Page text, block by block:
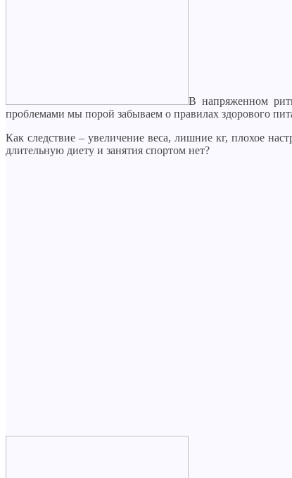
В напряженном
проблемами мы порой забываем о правилах здорового
Как следствие – увеличение веса, лишние кг, плохое
длительную диету и занятия спортом нет?